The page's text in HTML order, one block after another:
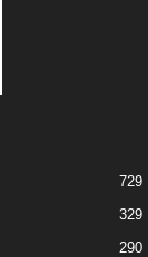
729
329
290